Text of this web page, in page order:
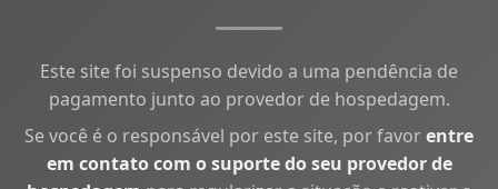
Este site foi suspenso devido a uma pendência de
pagamento junto ao provedor de hospedagem.
Se você é o responsável por este site, por favorentre
em contato com o suporte do seu provedor de